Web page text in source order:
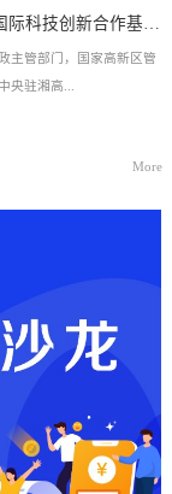
关于组织开展2021年度湖南省国际科技创新合作基地申报工作的通知
主管部门，国家高新区管
央驻湘高...
More